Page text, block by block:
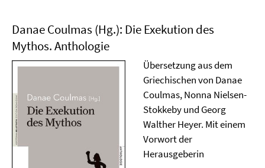
Danae Coulmas (Hg.): Die Exekution des
Mythos. Anthologie
Übersetzung aus dem
Griechischen von Danae
Coulmas, Nonna Nielsen-
Stokkeby und Georg
Walther Heyer. Mit einem
Vorwort der
Herausgeberin